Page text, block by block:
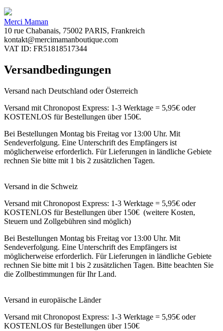
Merci Maman
10 rue Chabanais, 75002 PARIS, Frankreich
kontakt@mercimamanboutique.com
VAT ID: FR51818517344
Versandbedingungen
Versand nach Deutschland oder Österreich
Versand mit Chronopost Express: 1-3 Werktage = 5,95€ oder
KOSTENLOS für Bestellungen über 150€.
Bei Bestellungen Montag bis Freitag vor 13:00 Uhr. Mit
Sendeverfolgung. Eine Unterschrift des Empfängers ist
möglicherweise erforderlich. Für Lieferungen in ländliche Gebiete
rechnen Sie bitte mit 1 bis 2 zusätzlichen Tagen.
Versand in die Schweiz
Versand mit Chronopost Express: 1-3 Werktage = 5,95€ oder
KOSTENLOS für Bestellungen über 150€ (weitere Kosten,
Steuern und Zollgebühren sind möglich)
Bei Bestellungen Montag bis Freitag vor 13:00 Uhr. Mit
Sendeverfolgung. Eine Unterschrift des Empfängers ist
möglicherweise erforderlich. Für Lieferungen in ländliche Gebiete
rechnen Sie bitte mit 1 bis 2 zusätzlichen Tagen. Bitte beachten Sie
die Zollbestimmungen für Ihr Land.
Versand in europäische Länder
Versand mit Chronopost Express: 1-3 Werktage = 5,95€ oder
KOSTENLOS für Bestellungen über 150€